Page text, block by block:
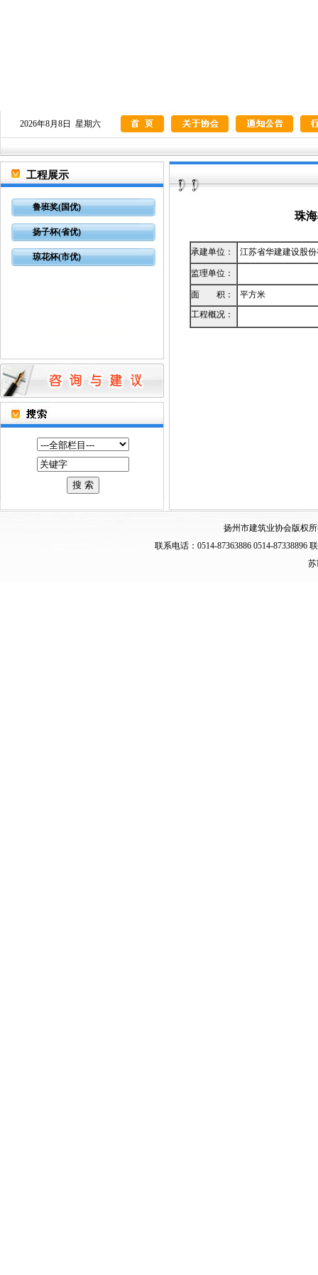
2026年8月8日 星期六
工程展示
鲁班奖(国优)
扬子杯(省优)
琼花杯(市优)
珠
承建单位： 江苏省华建建设股
监理单位：
面 积：
平方米
工程概况：
扬州市建筑业协会版权
联系电话：0514-87363886 0514-
苏